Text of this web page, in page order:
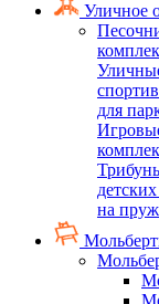
Уличное
для
на